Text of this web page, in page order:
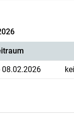
08.02.2026